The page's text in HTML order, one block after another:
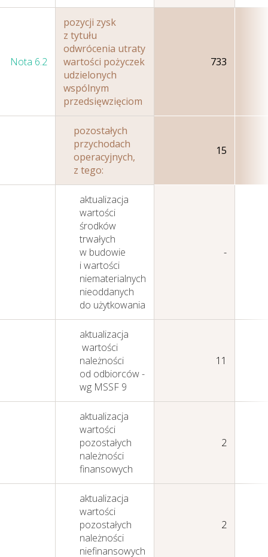
Nota 6.2
pozycji zysk
z tytułu
odwrócenia utraty
wartości pożyczek
udzielonych
wspólnym
przedsięwzięciom
733
pozostałych
przychodach
operacyjnych,
z tego:
15
aktualizacja
wartości
środków
trwałych
w budowie
i wartości
niematerialnych
nieoddanych
do użytkowania
-
aktualizacja
wartości
należności
od odbiorców -
wg MSSF 9
11
aktualizacja
wartości
pozostałych
należności
finansowych
2
aktualizacja
wartości
pozostałych
należności
niefinansowych
2